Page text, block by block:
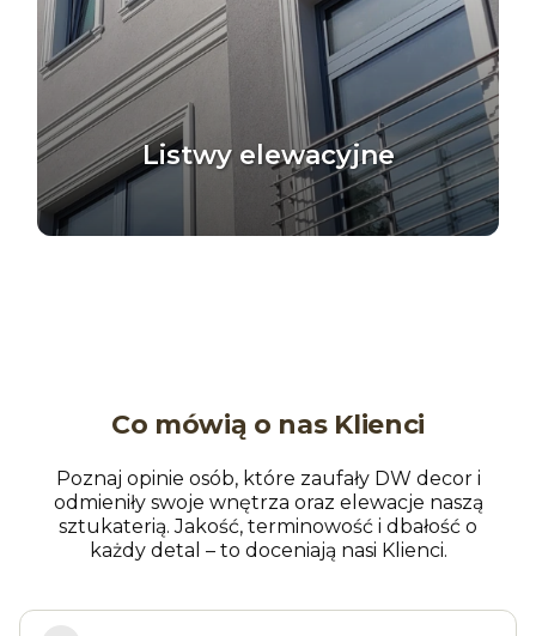
Listwy elewacyjne
Co mówią o nas Klienci
Poznaj opinie osób, które zaufały DW decor i
odmieniły swoje wnętrza oraz elewacje naszą
sztukaterią. Jakość, terminowość i dbałość o
każdy detal – to doceniają nasi Klienci.